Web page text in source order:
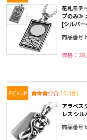
花札モチ
プのみ≫
[シルバ
商品番号
価格：
PICK UP 3.0 (1件)
アラベス
レス シ
商品番号